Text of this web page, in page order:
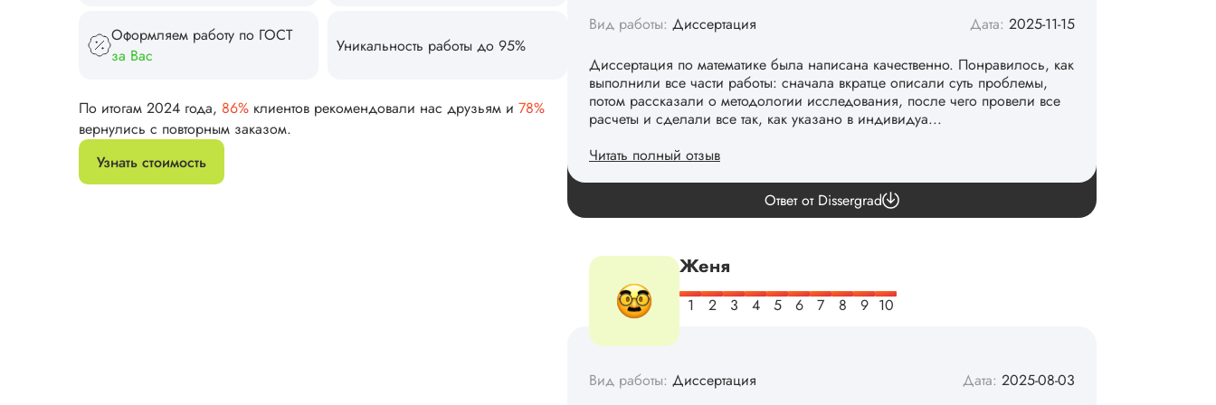
Оформляем работу по ГОСТ
за Вас
Уникальность работы до 95%
По итогам 2024 года, 86% клиентов рекомендовали нас друзьям и 78%
вернулись с повторным заказом.
Узнать стоимость
выполнили все части работы: сначала вкратце описали суть проблемы,
потом рассказали о методологии исследования, после чего провели все
расчеты и сделали все так, как указано в индивидуа...
Ответ от Dissergrad